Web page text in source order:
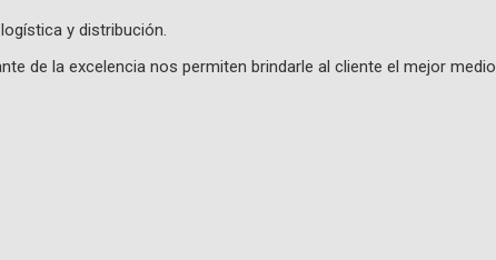
y distribución.
de la excelencia nos permiten brindarle al cliente el mejor